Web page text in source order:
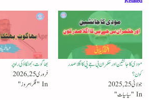
مودی کا جانشین او ر حکمران بی جے پی کا اگلا صدر
کون؟
جولائی 25, 2025
In "سیاسیات"
بھاگوت ، بھٹکاؤ کی راہ پر
فروری 25, 2026
In "فکر امروز"